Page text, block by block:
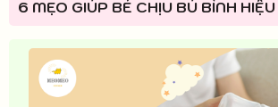
6 MẸO GIÚP BÉ CHỊU BÚ BÌNH